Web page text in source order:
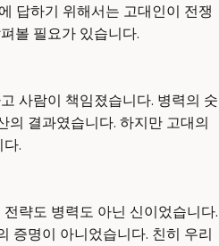
답하기 위해서는 고대인이 전쟁
볼 필요가 있습니다.
사람이 책임졌습니다. 병력의 숫
의 결과였습니다. 하지만 고대의
.
략도 병력도 아닌 신이었습니다.
증명이 아니었습니다. 친히 우리